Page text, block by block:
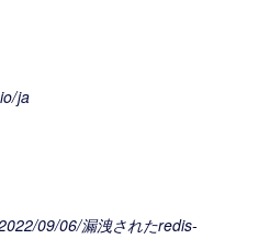
ja
09/06/漏洩されたredis-